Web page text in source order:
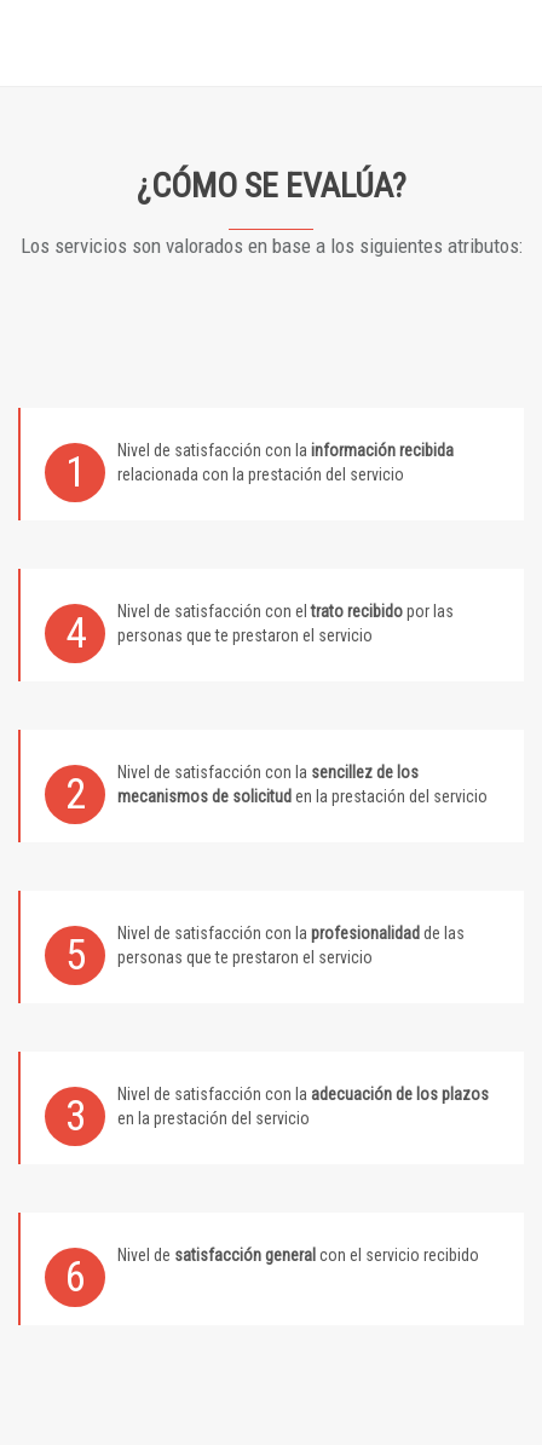
¿CÓMO SE EVALÚA?
Los servicios son valorados en base a los siguientes atributos:
1 Nivel de satisfacción con la información recibida
relacionada con la prestación del servicio
4 Nivel de satisfacción con eltrato recibidopor las
personas que te prestaron el servicio
2 Nivel de satisfacción con la sencillez de los
mecanismos de solicitud en la prestación del servicio
5 Nivel de satisfacción con la profesionalidad de las
personas que te prestaron el servicio
3 Nivel de satisfacción con la adecuación de los plazos
en la prestación del servicio
6 Nivel de satisfacción general con el servicio recibido